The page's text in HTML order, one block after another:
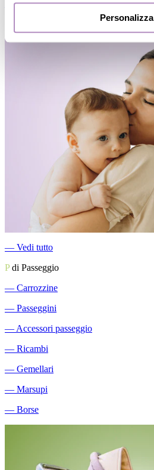
Personalizza
―Reggiseni gravidanza/Allattamento
― Vedi tutto
Pdi Passeggio
― Carrozzine
― Passeggini
― Accessori passeggio
― Ricambi
― Gemellari
― Marsupi
― Borse